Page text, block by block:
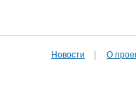
Новости О